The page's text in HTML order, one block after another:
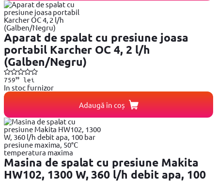
Aparat de spalat cu presiune joasa
portabil Karcher OC 4, 2 l/h
(Galben/Negru)
75999lei
In stoc furnizor
Adaugă în coș
Masina de spalat cu presiune Makita
HW102, 1300 W, 360 l/h debit apa, 100